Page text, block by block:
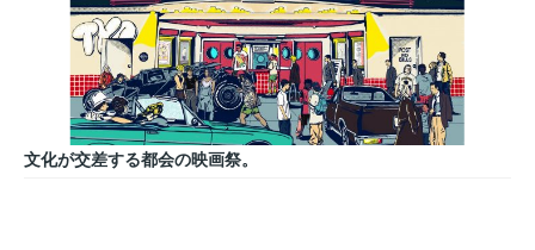
文化が交差する都会の映画祭。